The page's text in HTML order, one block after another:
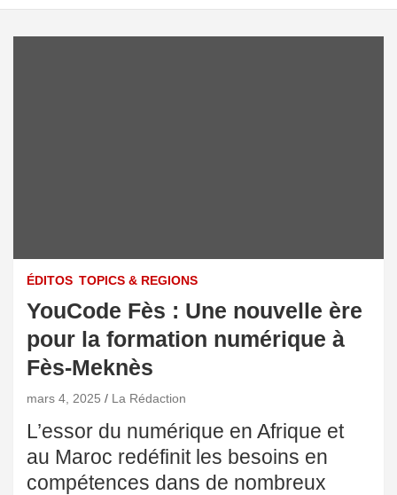
ÉDITOS TOPICS & REGIONS
YouCode Fès : Une nouvelle ère
pour la formation numérique à
Fès-Meknès
mars 4, 2025 La Rédaction
L’essor du numérique en Afrique et
au Maroc redéfinit les besoins en
compétences dans de nombreux